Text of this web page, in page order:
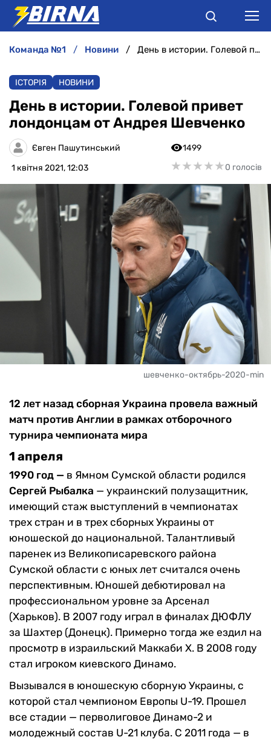
АНАЛІТИКА
ІНТЕРВ'Ю
РІЗНЕ
команда №1 новини День в истории. Голевой привет лондонцам от Андрея Шевченко
ІСТОРІЯ НОВИНИ
День в истории. Голевой привет
лондонцам от Андрея Шевченко
Євген Пашутинський
1 квітня 2021, 12:03
1499
★★★★★
★★★★★0 голосів
шевченко-октябрь-2020-min
12 лет назад сборная Украина провела важный
матч против Англии в рамках отборочного
турнира чемпионата мира
1 апреля
1990 год — в Ямном Сумской области родился
Сергей Рыбалка — украинский полузащитник,
имеющий стаж выступлений в чемпионатах
трех стран и в трех сборных Украины от
юношеской до национальной. Талантливый
паренек из Великописаревского района
Сумской области с юных лет считался очень
перспективным. Юношей дебютировал на
профессиональном уровне за Арсенал
(Харьков). В 2007 году играл в финалах ДЮФЛУ
за Шахтер (Донецк). Примерно тогда же ездил на
просмотр в израильский Маккаби Х. В 2008 году
стал игроком киевского Динамо.
Вызывался в юношескую сборную Украины, с
которой стал чемпионом Европы U-19. Прошел
все стадии — перволиговое Динамо-2 и
молодежный состав U-21 клуба. С 2011 года — в